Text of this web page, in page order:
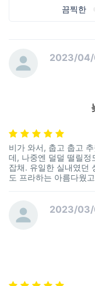
끔찍한
2023/
비가 와서, 춥고 춥고
데, 나중엔 덜덜 떨릴정
잡채. 유일한 실내였던
도 프라하는 아름다웠
2023/